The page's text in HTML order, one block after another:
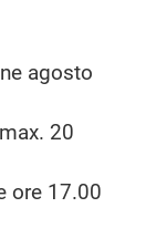
agosto
20
ore 17.00